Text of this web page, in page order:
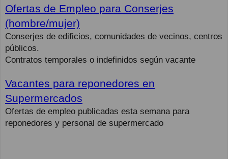
Ofertas de Empleo para Conserjes
(hombre/mujer)
Conserjes de edificios, comunidades de vecinos, centros
públicos.
Contratos temporales o indefinidos según vacante
Vacantes para reponedores en
Supermercados
Ofertas de empleo publicadas esta semana para
reponedores y personal de supermercado